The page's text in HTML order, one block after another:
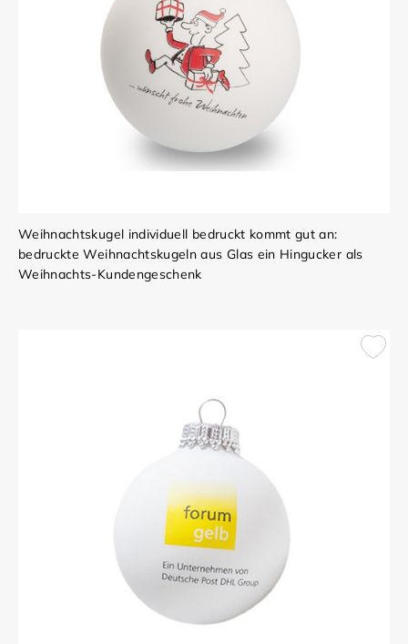
Weihnachtskugel individuell bedruckt kommt gut an:
bedruckte Weihnachtskugeln aus Glas ein Hingucker als
Weihnachts-Kundengeschenk